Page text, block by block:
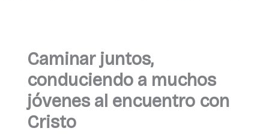
Caminar juntos,
conduciendo a muchos
jóvenes al encuentro con
Cristo